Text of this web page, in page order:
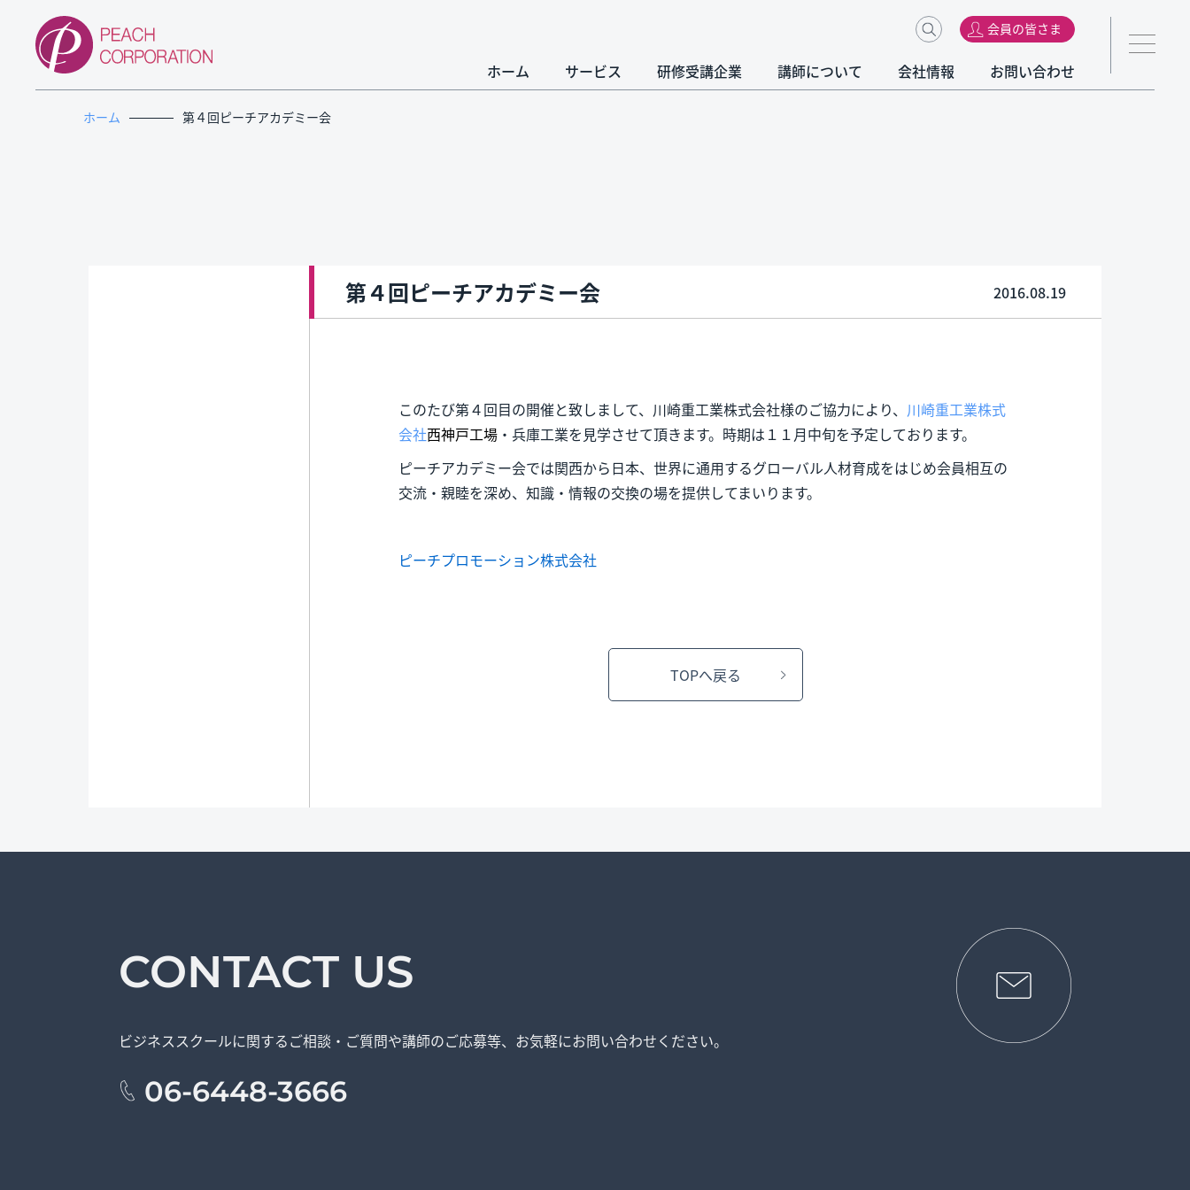
会員の皆さま
ホーム サービス 研修受講企業 講師について 会社情報 お問い合わせ
ホーム 第４回ピーチアカデミー会
第４回ピーチアカデミー会 2016.08.19
このたび第４回目の開催と致しまして、川崎重工業株式会社様のご協力により、 川崎重工業株式
会社西神戸工場 ・兵庫工業を見学させて頂きます。時期は１１月中旬を予定しております。
ピーチアカデミー会では関西から日本、世界に通用するグローバル人材育成をはじめ会員相互の
交流・親睦を深め、知識・情報の交換の場を提供してまいります。
ピーチプロモーション株式会社
TOPへ戻る
CONTACT US
ビジネススクールに関するご相談・ご質問や講師のご応募等、 お気軽にお問い合わせください。
06-6448-3666